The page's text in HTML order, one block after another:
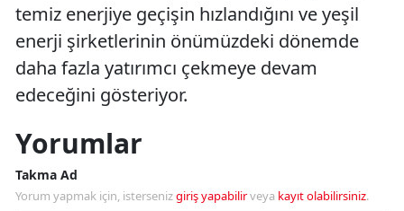
temiz enerjiye geçişin hızlandığını ve yeşil
enerji şirketlerinin önümüzdeki dönemde
daha fazla yatırımcı çekmeye devam
edeceğini gösteriyor.
Yorumlar
Takma Ad
Yorum yapmak için, istersenizgiriş yapabilirveya kayıt olabilirsiniz.